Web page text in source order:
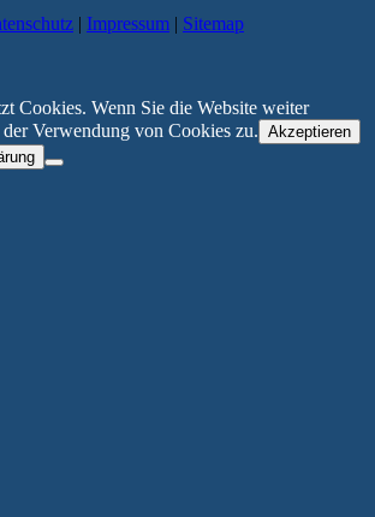
| Impressum | Sitemap
Cookies. Wenn Sie die Website weiter
Verwendung von Cookies zu. Akzeptieren